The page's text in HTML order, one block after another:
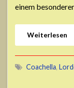
einem
Weiterlesen
Coachella,